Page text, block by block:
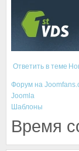
Ответить в теме
Форум на
Joomla
Шаблоны
Время